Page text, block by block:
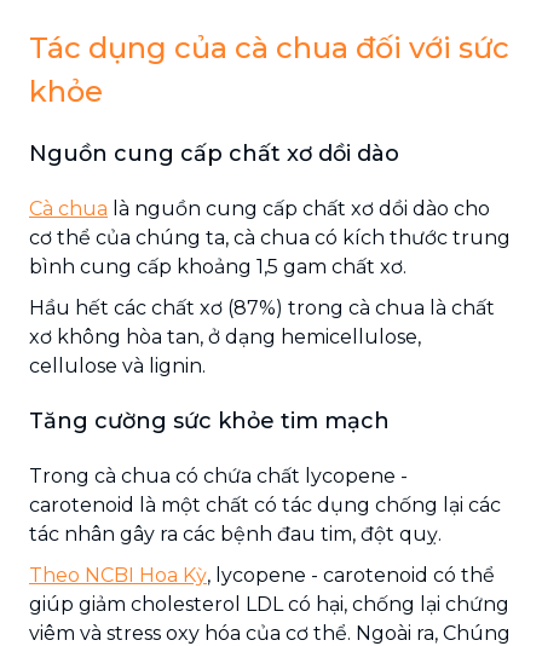
Tác dụng của cà chua đối với sức
khỏe
Nguồn cung cấp chất xơ dồi dào
Cà chua là nguồn cung cấp chất xơ dồi dào cho
cơ thể của chúng ta, cà chua có kích thước trung
bình cung cấp khoảng 1,5 gam chất xơ.
Hầu hết các chất xơ (87%) trong cà chua là chất
xơ không hòa tan, ở dạng hemicellulose,
cellulose và lignin.
Tăng cường sức khỏe tim mạch
Trong cà chua có chứa chất lycopene -
carotenoid là một chất có tác dụng chống lại các
tác nhân gây ra các bệnh đau tim, đột quỵ.
Theo NCBI Hoa Kỳ, lycopene - carotenoid có thể
giúp giảm cholesterol LDL có hại, chống lại chứng
viêm và stress oxy hóa của cơ thể. Ngoài ra, Chúng